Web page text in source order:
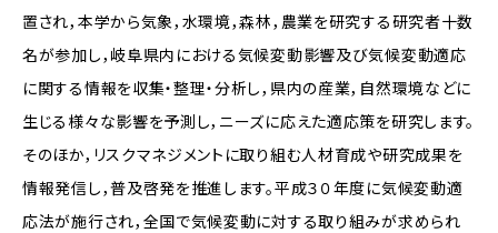
置され，本学から気象，水環境，森林，農業を研究する研究者十数
名が参加し，岐阜県内における気候変動影響及び気候変動適応
に関する情報を収集・整理・分析し，県内の産業，自然環境などに
生じる様々な影響を予測し，ニーズに応えた適応策を研究します。
そのほか，リスクマネジメントに取り組む人材育成や研究成果を
情報発信し，普及啓発を推進します。平成３０年度に気候変動適
応法が施行され，全国で気候変動に対する取り組みが求められ